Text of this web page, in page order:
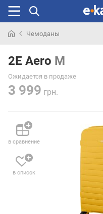
раньше
Чемоданы
2E Aero M
Ожидается в продаже
3 999 грн.
в сравнение
в список